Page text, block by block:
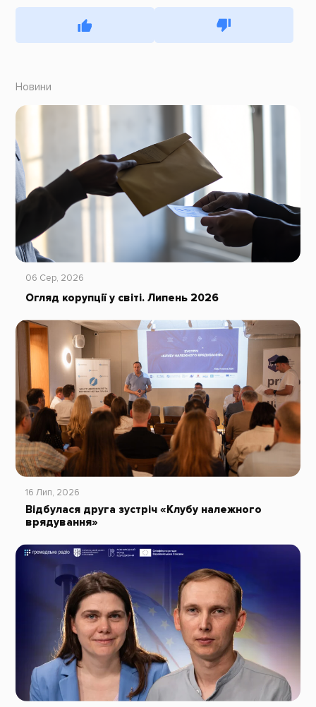
Новини
06 Сер, 2026
Огляд корупції у світі. Липень 2026
16 Лип, 2026
Відбулася друга зустріч «Клубу належного
врядування»